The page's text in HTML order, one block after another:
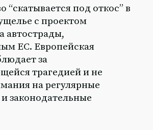
“скатывается под откос” в
с проектом
автострады,
ЕС. Европейская
за
трагедией и не
на регулярные
законодательные